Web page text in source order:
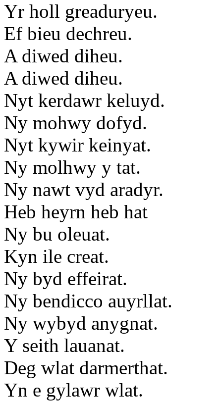
Yr holl greaduryeu.
Ef bieu dechreu.
A diwed diheu.
A diwed diheu.
Nyt kerdawr keluyd.
Ny mohwy dofyd.
Nyt kywir keinyat.
Ny molhwy y tat.
Ny nawt vyd aradyr.
Heb heyrn heb hat
Ny bu oleuat.
Kyn ile creat.
Ny byd effeirat.
Ny bendicco auyrllat.
Ny wybyd anygnat.
Y seith lauanat.
Deg wlat darmerthat.
Yn e gylawr wlat.